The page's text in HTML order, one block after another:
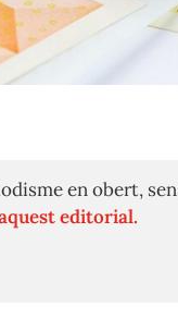
en obert,
editorial.